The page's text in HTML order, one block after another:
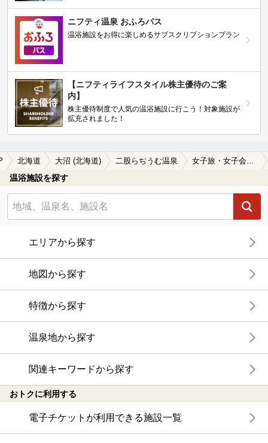
ニフティ温泉 おふろパス
温浴施設をお得に楽しめるサブスクリプションプラン
【ニフティライフスタイル株主優待のご案
内】
株主優待制度で人気の温浴施設に行こう！対象施設が
拡充されました！
北海道 大沼 (北海道) 二股らぢうむ温泉 女子旅・女子会におすすめの二股らぢうむ温泉の温泉、日帰り温泉、スーパー銭湯おすすめ
温浴施設を探す
エリアから探す
地図から探す
特徴から探す
温泉地から探す
関連キーワードから探す
おトクに利用する
電子チケットが利用できる施設一覧